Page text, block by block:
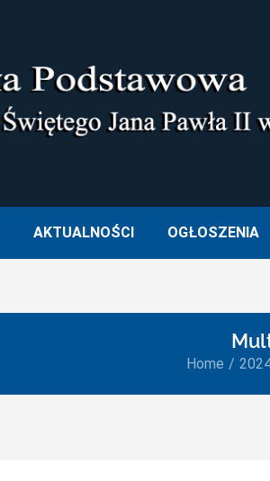
IM.
AKTUALNOŚCI OGŁOSZENIA
Home